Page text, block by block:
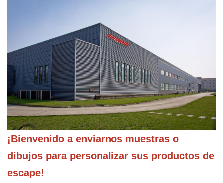
¡Bienvenido a enviarnos muestras o
dibujos para personalizar sus productos de
escape!